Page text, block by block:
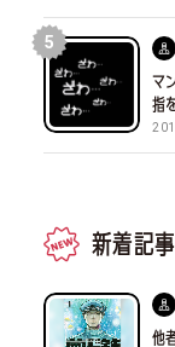
5
マ
指
新着記事
他